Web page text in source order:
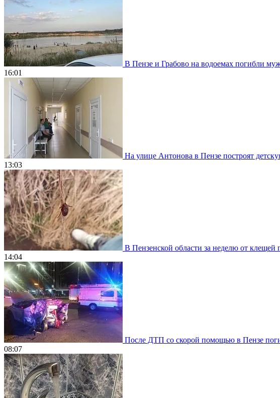
В Пензе и Грабово на водоемах погибли
16:01
На улице Антонова в Пензе построят
13:03
В Пензенской области за неделю от клещей
14:04
После ДТП со скорой помощью в Пензе
08:07